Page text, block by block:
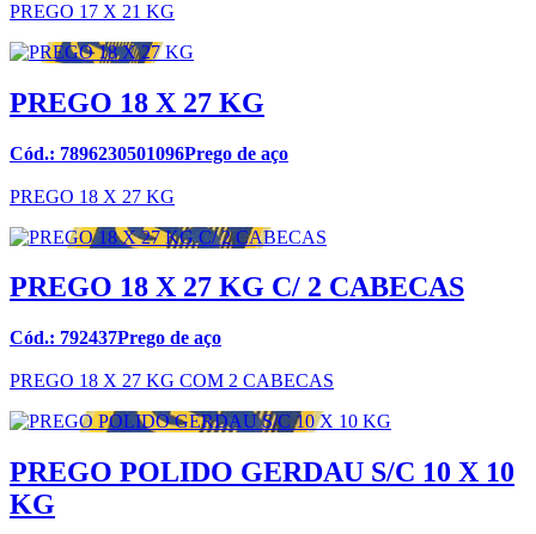
PREGO 17 X 21 KG
PREGO 18 X 27 KG
Cód.: 7896230501096Prego de aço
PREGO 18 X 27 KG
PREGO 18 X 27 KG C/ 2 CABECAS
Cód.: 792437Prego de aço
PREGO 18 X 27 KG COM 2 CABECAS
PREGO POLIDO GERDAU S/C 10 X 10
KG